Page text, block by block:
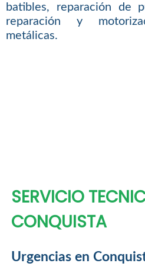
batibles, reparación de
reparación y
metálicas.
SERVICIO
CONQUISTA
Urgencias en